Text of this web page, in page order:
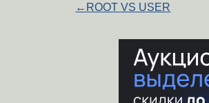
← ROOT VS USER